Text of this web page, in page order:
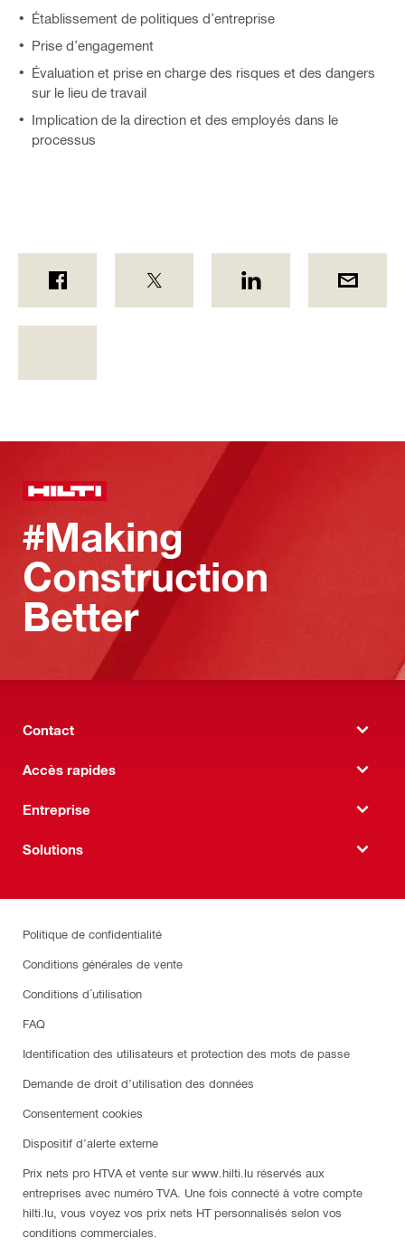
Établissement de politiques d’entreprise
Prise d’engagement
Évaluation et prise en charge des risques et des dangers
sur le lieu de travail
Implication de la direction et des employés dans le
processus
#Making
Construction
Better
Contact
Accès rapides
Entreprise
Solutions
Politique de confidentialité
Conditions générales de vente
Conditions d´utilisation
FAQ
Identification des utilisateurs et protection des mots de passe
Demande de droit d’utilisation des données
Consentement cookies
Dispositif d’alerte externe
Prix nets pro HTVA et vente sur www.hilti.lu réservés aux
entreprises avec numéro TVA. Une fois connecté à votre compte
hilti.lu, vous voyez vos prix nets HT personnalisés selon vos
conditions commerciales.